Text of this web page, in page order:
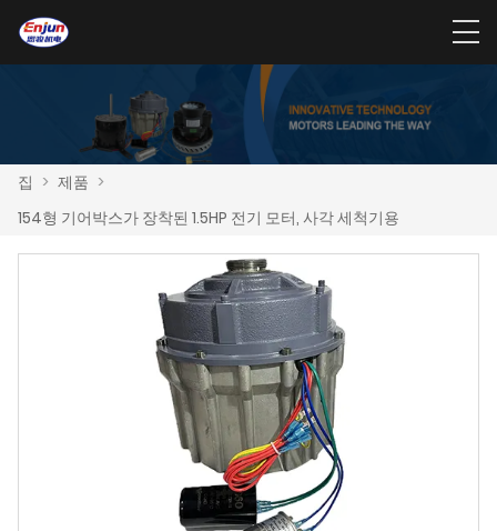
집 > 제품 >
154형 기어박스가 장착된 1.5HP 전기 모터, 사각 세척기용